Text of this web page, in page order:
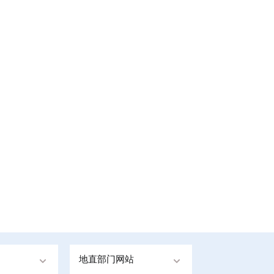
地直部门网站